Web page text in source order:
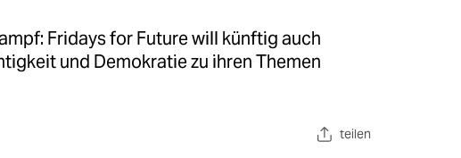
Fridays for Future will künftig auch
und Demokratie zu ihren Themen
teilen